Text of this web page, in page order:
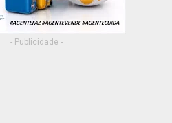
- Publicidade -